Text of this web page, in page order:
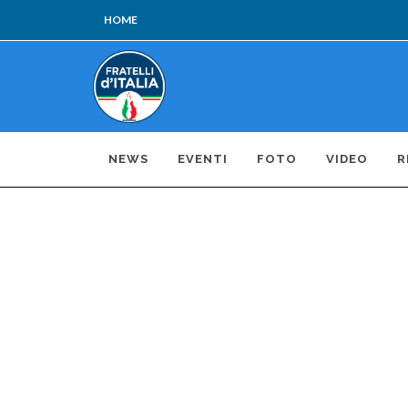
HOME
NEWS EVENTI FOTO VIDEO